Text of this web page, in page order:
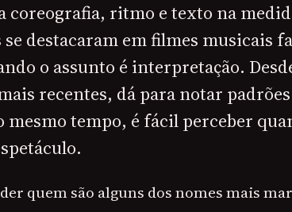
coreografia, ritmo e texto na
se destacaram em filmes musicais
o assunto é interpretação.
recentes, dá para notar
mesmo tempo, é fácil perceber
quem são alguns dos nomes mais